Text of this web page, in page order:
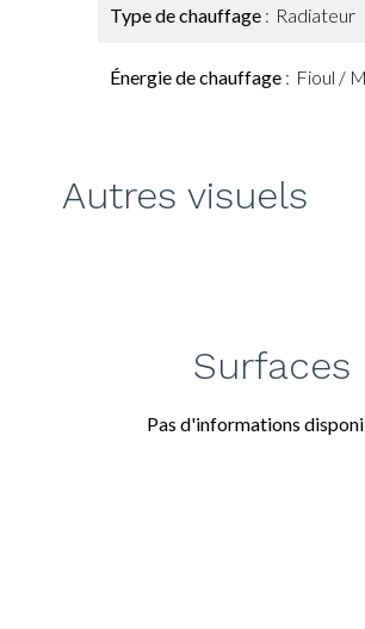
Type de chauffage Radiateur
Énergie de chauffage Fioul /
Autres visuels
Surfaces
Pas d'informations